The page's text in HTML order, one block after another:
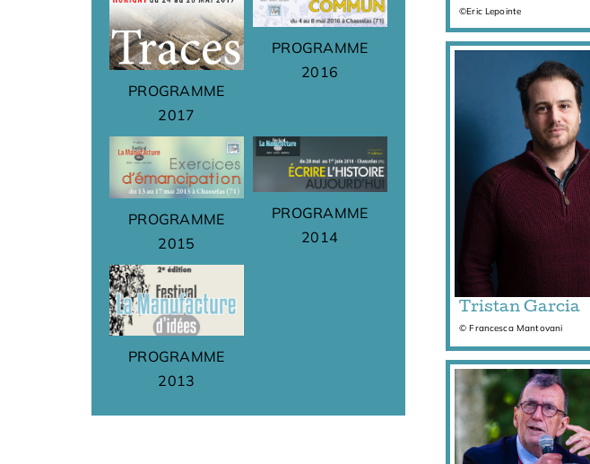
PROGRAMME
2017
PROGRAMME
2016
PROGRAMME
2015
PROGRAMME
2014
PROGRAMME
2013
©Eric Lepointe
Tristan Garcia
© Francesca Mantovani